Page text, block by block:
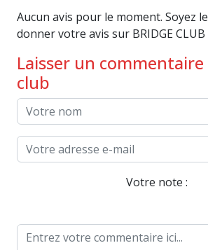
Aucun avis pour le moment. Soyez
donner votre avis sur BRIDGE CLUB
Laisser un
club
Votre note :